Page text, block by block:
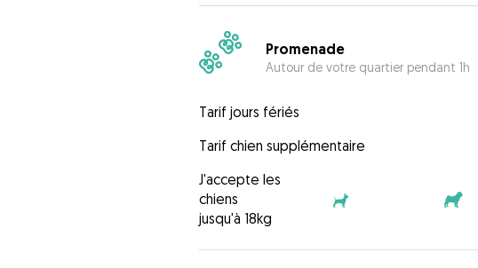
Promenade
Autour de votre quartier pendant 1h
Tarif jours fériés
Tarif chien supplémentaire
J'accepte les
chiens
jusqu'à 18kg